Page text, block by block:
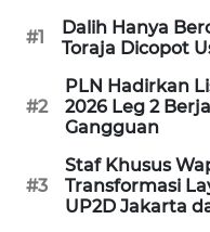
#1
Dalih Hanya
Toraja Dicopot
#2
PLN Hadirkan
2026 Leg 2
Gangguan
#3
Staf Khusus
Transformasi
UP2D Jakarta
LISTRIK
KELISTRIKAN